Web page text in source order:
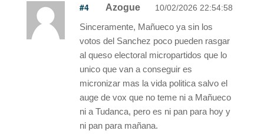
#4 Azogue 10/02/2026 22:54:58
Sinceramente, Mañueco ya sin los
votos del Sanchez poco pueden rasgar
al queso electoral micropartidos que lo
unico que van a conseguir es
micronizar mas la vida politica salvo el
auge de vox que no teme ni a Mañueco
ni a Tudanca, pero es ni pan para hoy y
ni pan para mañana.